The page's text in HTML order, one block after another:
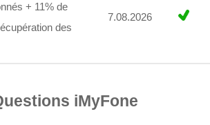
+ 11% de
des
7.08.2026
iMyFone